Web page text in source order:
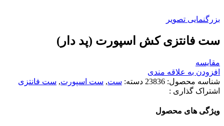
بزرگنمایی تصویر
ست فانتزی کش اسپورت (پد دار)
مقایسه
افزودن به علاقه مندی
شناسه محصول: 23836 دسته: ست, ست اسپورت, ست فانتزی
اشتراک گذاری :
ویژگی های محصول